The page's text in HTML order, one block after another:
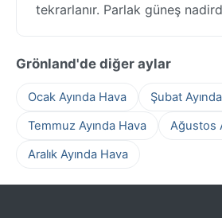
tekrarlanır. Parlak güneş
Grönland'de diğer aylar
Ocak Ayında Hava Şubat
Temmuz Ayında Hava
Ağustos
Aralık Ayında Hava